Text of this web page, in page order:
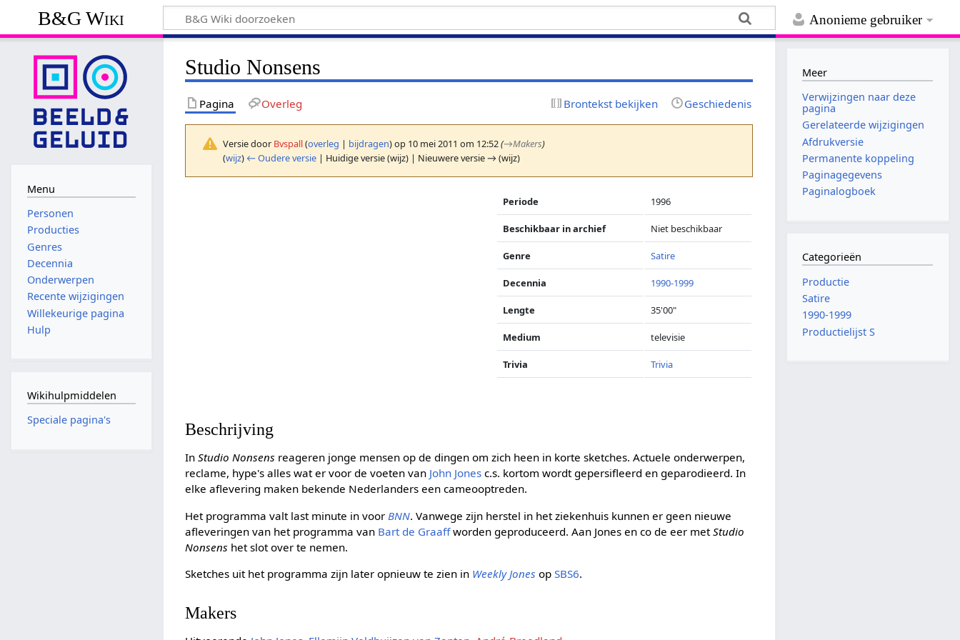
Anonieme gebruiker
B&G Wiki
Studio Nonsens
Pagina Overleg Brontekst bekijken Geschiedenis
Versie door Bvspall(overleg | bijdragen)op 10 mei 2011 om 12:52(→Makers)
(wijz) ← Oudere versie | Huidige versie (wijz) | Nieuwere versie → (wijz)
Periode 1996
Beschikbaar in archief Niet beschikbaar
Genre Satire
Decennia 1990-1999
Lengte 35'00"
Medium televisie
Trivia Trivia
Beschrijving
InStudio Nonsens reageren jonge mensen op de dingen om zich heen in korte sketches. Actuele onderwerpen,
reclame, hype's alles wat er voor de voeten van John Jones c.s. kortom wordt gepersifleerd en geparodieerd. In
elke aflevering maken bekende Nederlanders een cameooptreden.
Het programma valt last minute in voor BNN. Vanwege zijn herstel in het ziekenhuis kunnen er geen nieuwe
afleveringen van het programma van Bart de Graaffworden geproduceerd. Aan Jones en co de eer metStudio
Nonsens het slot over te nemen.
Sketches uit het programma zijn later opnieuw te zien in Weekly Jones opSBS6.
Makers
Menu
Personen
Producties
Genres
Decennia
Onderwerpen
Recente wijzigingen
Willekeurige pagina
Hulp
Wikihulpmiddelen
Speciale pagina's
Meer
Verwijzingen naar deze
pagina
Gerelateerde wijzigingen
Afdrukversie
Permanente koppeling
Paginagegevens
Paginalogboek
Categorieën
Productie
Satire
1990-1999
Productielijst S